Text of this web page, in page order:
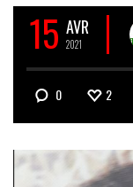
15 AVR
2021
0 2